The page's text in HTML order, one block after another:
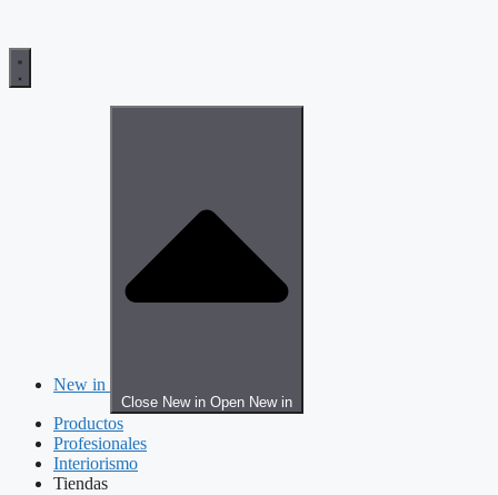
New in
Close New in Open New in
Productos
Profesionales
Interiorismo
Tiendas